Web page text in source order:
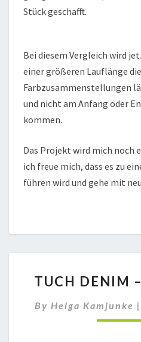
Stück geschafft.
Bei diesem Vergleich wird
einer größeren Lauflänge
Farbzusammenstellungen
und nicht am Anfang oder
kommen.
Das Projekt wird mich noch
ich freue mich, dass es zu
führen wird und gehe mit
II
TUCH DENIM
By Helga Kamjunke |